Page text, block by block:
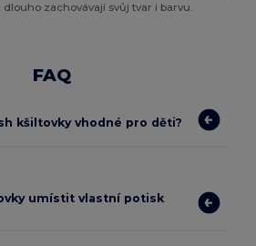
zachovávají svůj tvar i barvu.
FAQ
kšiltovky vhodné pro děti?
umístit vlastní potisk